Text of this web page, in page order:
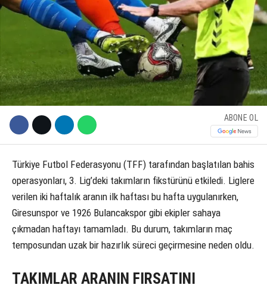
Facebook
Instagram
Youtube
ABONE OL
Türkiye Futbol Federasyonu (TFF) tarafından başlatılan bahis
operasyonları, 3. Lig’deki takımların fikstürünü etkiledi. Liglere
verilen iki haftalık aranın ilk haftası bu hafta uygulanırken,
Giresunspor ve 1926 Bulancakspor gibi ekipler sahaya
çıkmadan haftayı tamamladı. Bu durum, takımların maç
temposundan uzak bir hazırlık süreci geçirmesine neden oldu.
TAKIMLAR ARANIN FIRSATINI